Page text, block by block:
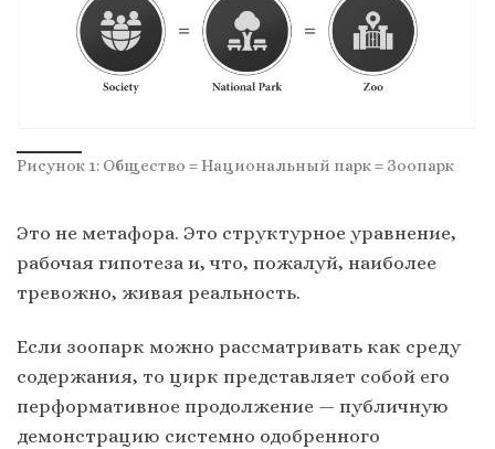
Рисунок 1: Общество = Национальный парк = Зоопарк
Это не метафора. Это структурное уравнение,
рабочая гипотеза и, что, пожалуй, наиболее
тревожно, живая реальность.
Если зоопарк можно рассматривать как среду
содержания, то цирк представляет собой его
перформативное продолжение — публичную
демонстрацию системно одобренного